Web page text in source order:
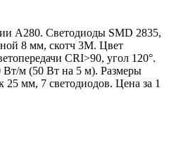
A280. Светодиоды SMD 2835,
8 мм, скотч 3M. Цвет
CRI>90, угол 120°.
м (50 Вт на 5 м). Размеры
мм, 7 светодиодов. Цена за 1